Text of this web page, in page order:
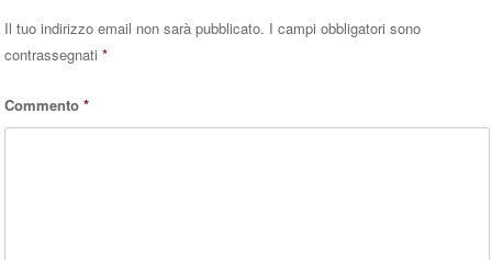
Il tuo indirizzo email non sarà pubblicato. I campi obbligatori sono
contrassegnati*
Commento*